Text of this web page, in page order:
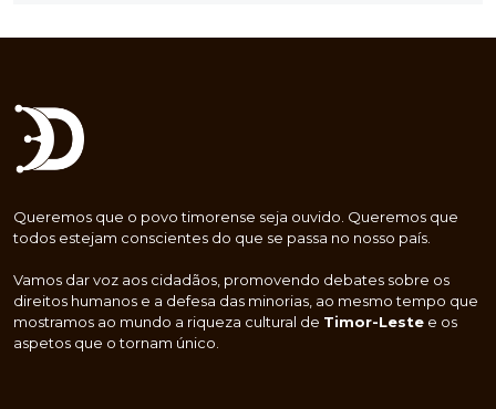
Queremos que o povo timorense seja ouvido. Queremos que
todos estejam conscientes do que se passa no nosso país.
Vamos dar voz aos cidadãos, promovendo debates sobre os
direitos humanos e a defesa das minorias, ao mesmo tempo que
mostramos ao mundo a riqueza cultural de Timor-Leste e os
aspetos que o tornam único.